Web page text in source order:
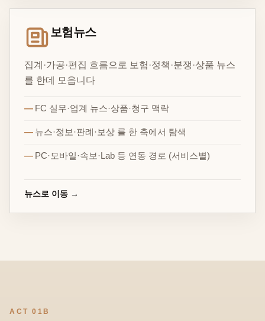
보험뉴스
집계·가공·편집 흐름으로 보험·정책·분쟁·상품 뉴스
를 한데 모읍니다
FC 실무·업계 뉴스·상품·청구 맥락
뉴스·정보·판례·보상 를 한 축에서 탐색
PC·모바일·속보·Lab 등 연동 경로 (서비스별)
뉴스로 이동 →
ACT 01B